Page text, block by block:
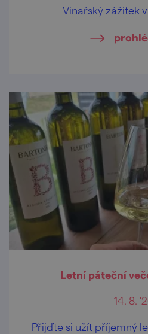
Vinařský zážitek
Letní páteční
14. 8.
Přijďte si užít příjemný